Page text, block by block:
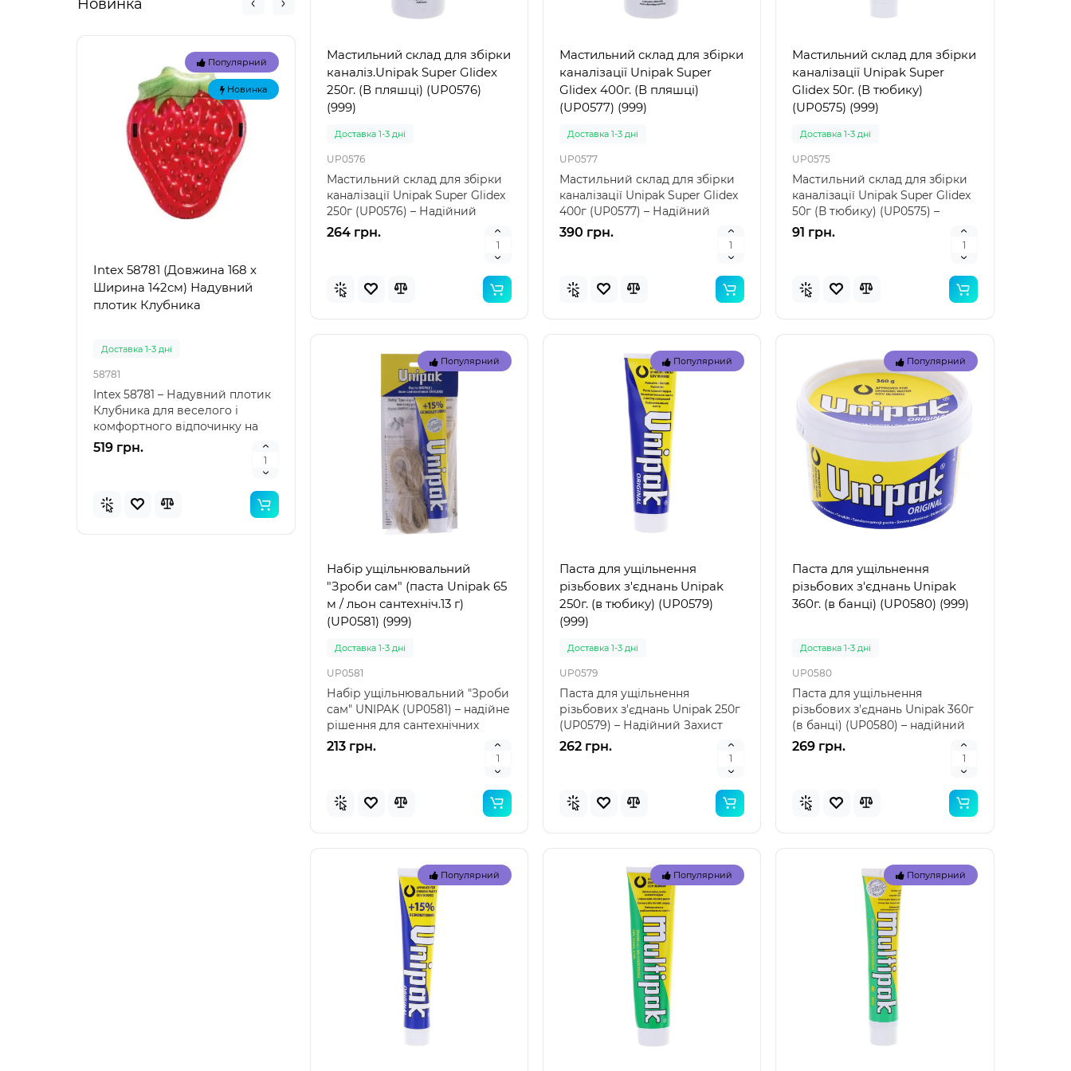
Новинка
Популярний
Новинка
Intex 58781 (Довжина 168 x
Ширина 142см) Надувний
плотик Клубника
Доставка 1-3 дні
58781
Intex 58781 – Надувний плотик
Клубника для веселого і
комфортного відпочинку на
воді Intex 58781 – я..
519 грн.
Популярний
Новинка
Надувний дитячий басейн
Intex 57100 (85 x 85 x 23 см) -
надувний дитячий басейн
"Зелений" Intex 57100 — це
класичний надувн..
Популярний
Новинка
басе́йнів
Intex 29039 – термометр для
басейнів: точність і надійність
від лідера ринку Intex 29039 –
Популярний
Ширина 46см) Надувний
32034
Опис надувного жилета для
плавання Bestway 32034
Bestway 32034 — це якісний
надувний жилет дл..
221 грн.
Мастильний склад для збірки
каналіз.Unipak Super Glidex
250г. (В пляшці) (UP0576)
(999)
Доставка 1-3 дні
UP0576
Мастильний склад для збірки
каналізації Unipak Super Glidex
250г (UP0576) – Надійний
захист і довгов..
264 грн.
Мастильний склад для збірки
каналізації Unipak Super
Glidex 400г. (В пляшці)
(UP0577) (999)
Доставка 1-3 дні
UP0577
Мастильний склад для збірки
каналізації Unipak Super Glidex
400г (UP0577) – Надійний
захист та легкі..
390 грн.
Мастильний склад для збірки
каналізації Unipak Super
Glidex 50г. (В тюбику)
(UP0575) (999)
Доставка 1-3 дні
UP0575
Мастильний склад для збірки
каналізації Unipak Super Glidex
50г (В тюбику) (UP0575) –
Надійний захис..
91 грн.
Популярний
Набір ущільнювальний
"Зроби сам" (паста Unipak 65
м / льон сантехніч.13 г)
(UP0581) (999)
Доставка 1-3 дні
UP0581
Набір ущільнювальний "Зроби
сам" UNIPAK (UP0581) – надійне
рішення для сантехнічних
робіт Набір ущі..
213 грн.
Популярний
Паста для ущільнення
різьбових з'єднань Unipak
250г. (в тюбику) (UP0579)
(999)
Доставка 1-3 дні
UP0579
Паста для ущільнення
різьбових з'єднань Unipak 250г
(UP0579) – Надійний Захист
Ваших Сантехнічних Си..
262 грн.
Популярний
Паста для ущільнення
різьбових з'єднань Unipak
360г. (в банці) (UP0580) (999)
Доставка 1-3 дні
UP0580
Паста для ущільнення
різьбових з'єднань Unipak 360г
(в банці) (UP0580) – надійний
вибір для сантехні..
269 грн.
Популярний Популярний Популярний